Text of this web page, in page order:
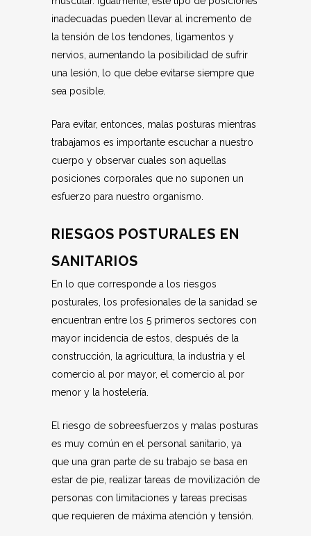
inadecuadas pueden llevar al incremento de
la tensión de los tendones, ligamentos y
nervios, aumentando la posibilidad de sufrir
una lesión, lo que debe evitarse siempre que
sea posible.
Para evitar, entonces, malas posturas mientras
trabajamos es importante escuchar a nuestro
cuerpo y observar cuales son aquellas
posiciones corporales que no suponen un
esfuerzo para nuestro organismo.
RIESGOS POSTURALES EN
SANITARIOS
En lo que corresponde a los riesgos
posturales, los profesionales de la sanidad se
encuentran entre los 5 primeros sectores con
mayor incidencia de estos, después de la
construcción, la agricultura, la industria y el
comercio al por mayor, el comercio al por
menor y la hostelería.
El riesgo de sobreesfuerzos y malas posturas
es muy común en el personal sanitario, ya
que una gran parte de su trabajo se basa en
estar de pie, realizar tareas de movilización de
personas con limitaciones y tareas precisas
que requieren de máxima atención y tensión.